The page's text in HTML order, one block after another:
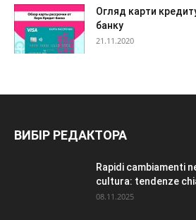
Огляд карти
банку
21.11.2020
ВИБІР РЕДАКТОРА
Rapidi cambiamenti
cultura: tendenze
08.11.2025